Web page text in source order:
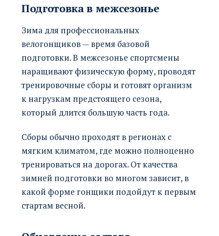
Подготовка в межсезонье
Зима для профессиональных
велогонщиков — время базовой
подготовки. В межсезонье спортсмены
наращивают физическую форму, проводят
тренировочные сборы и готовят организм
к нагрузкам предстоящего сезона,
который длится большую часть года.
Сборы обычно проходят в регионах с
мягким климатом, где можно полноценно
тренироваться на дорогах. От качества
зимней подготовки во многом зависит, в
какой форме гонщики подойдут к первым
стартам весной.